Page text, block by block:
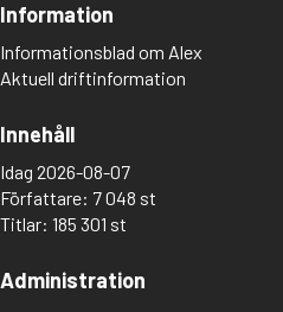
Information
Informationsblad om Alex
Aktuell driftinformation
Innehåll
Idag 2026-08-07
Författare: 7 048 st
Titlar: 185 301 st
Administration